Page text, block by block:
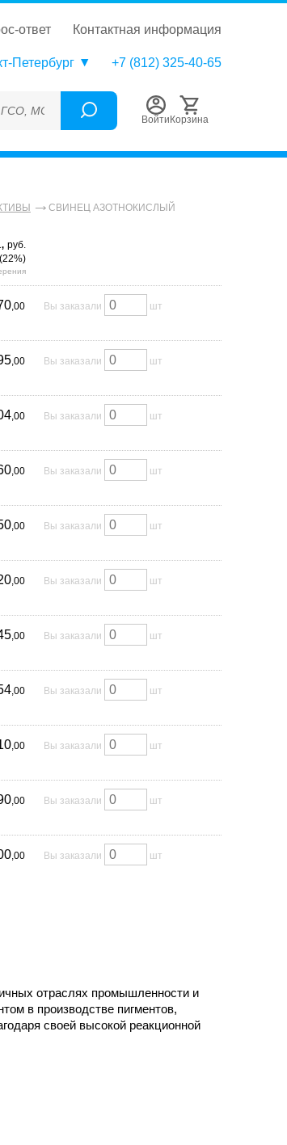
ответ контактная информация
Петербург +7 (812) 325-40-65
СОП, ГРСИ, Каталожный номер (Артикул),
Войти Корзина
СВИНЕЦ АЗОТНОКИСЛЫЙ
руб.
,00 Вы заказали шт
,00 Вы заказали шт
,00 Вы заказали шт
,00 Вы заказали шт
,00 Вы заказали шт
,00 Вы заказали шт
,00 Вы заказали шт
,00 Вы заказали шт
,00 Вы заказали шт
,00 Вы заказали шт
,00 Вы заказали шт
отраслях промышленности и
в производстве пигментов,
своей высокой реакционной